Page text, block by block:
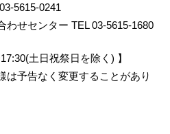
5615-0241
わせセンター TEL 03-5615-1680
土日祝祭日を除く) 】
予告なく変更することがあり